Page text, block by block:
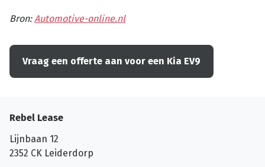
Bron:Automotive-online.nl
Vraag een offerte aan voor een Kia EV9
Rebel Lease
Lijnbaan 12
2352 CK Leiderdorp